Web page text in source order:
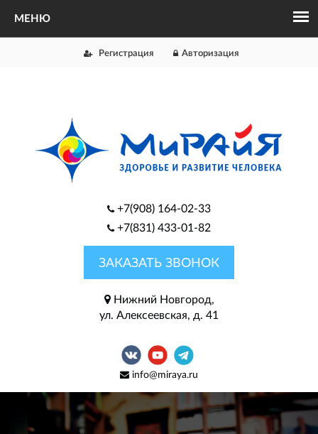
Регистрация Авторизация
+7(908) 164-02-33
+7(831) 433-01-82
ЗАКАЗАТЬ ЗВОНОК
Нижний Новгород,
ул. Алексеевская, д. 41
info@miraya.ru